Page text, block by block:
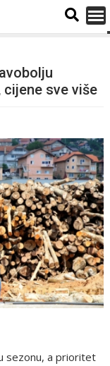
cijene sve više
sezonu, a prioritet